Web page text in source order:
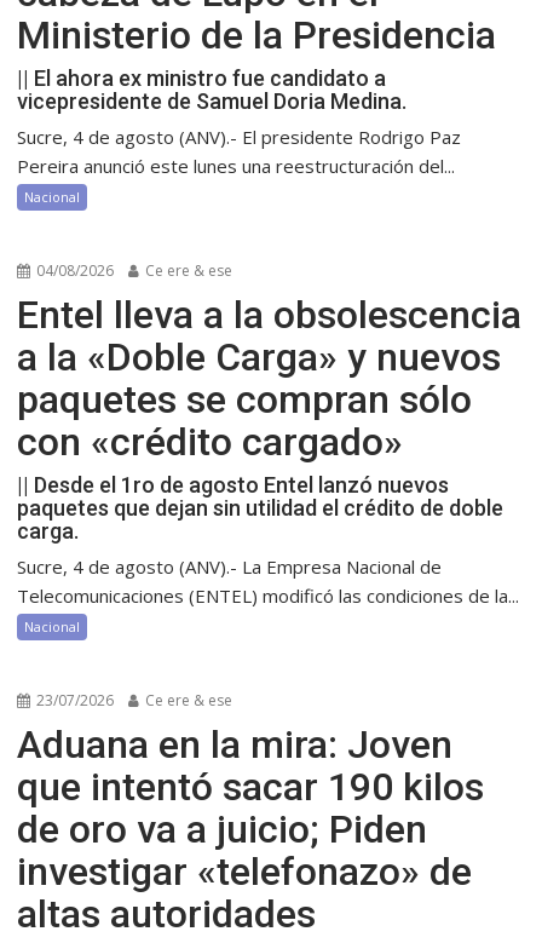
Ministerio de la Presidencia
|| El ahora ex ministro fue candidato a
vicepresidente de Samuel Doria Medina.
Sucre, 4 de agosto (ANV).- El presidente Rodrigo Paz
Pereira anunció este lunes una reestructuración del...
Nacional
04/08/2026 Ce ere & ese
Entel lleva a la obsolescencia
a la «Doble Carga» y nuevos
paquetes se compran sólo
con «crédito cargado»
|| Desde el 1ro de agosto Entel lanzó nuevos
paquetes que dejan sin utilidad el crédito de doble
carga.
Sucre, 4 de agosto (ANV).- La Empresa Nacional de
Telecomunicaciones (ENTEL) modificó las condiciones de la...
Nacional
23/07/2026 Ce ere & ese
Aduana en la mira: Joven
que intentó sacar 190 kilos
de oro va a juicio; Piden
investigar «telefonazo» de
altas autoridades